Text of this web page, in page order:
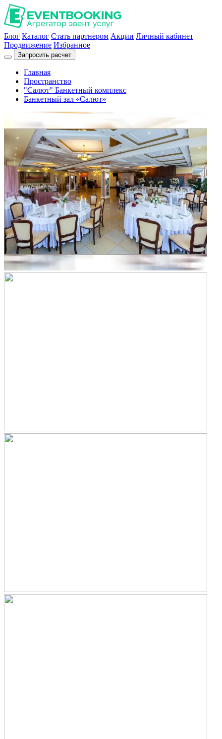
Блог Каталог Стать партнером Акции Личный кабинет
Продвижение Избранное
Запросить расчет
Главная
Пространство
"Салют" Банкетный комплекс
Банкетный зал «Салют»